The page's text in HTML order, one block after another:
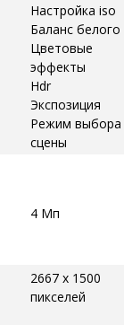
Настройка iso
Баланс белого
Цветовые
эффекты
Hdr
Экспозиция
Режим выбора
сцены
4 Мп
2667 x 1500
пикселей